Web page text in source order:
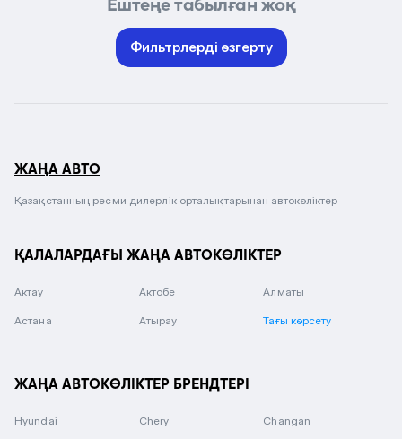
Ештеңе табылған жоқ
Фильтрлерді өзгерту
ЖАҢА АВТО
Қазақстанның ресми дилерлік орталықтарынан автокөліктер
ҚАЛАЛАРДАҒЫ ЖАҢА АВТОКӨЛІКТЕР
Актау Актобе Алматы
Астана Атырау Тағы көрсету
ЖАҢА АВТОКӨЛІКТЕР БРЕНДТЕРІ
Hyundai Chery Changan